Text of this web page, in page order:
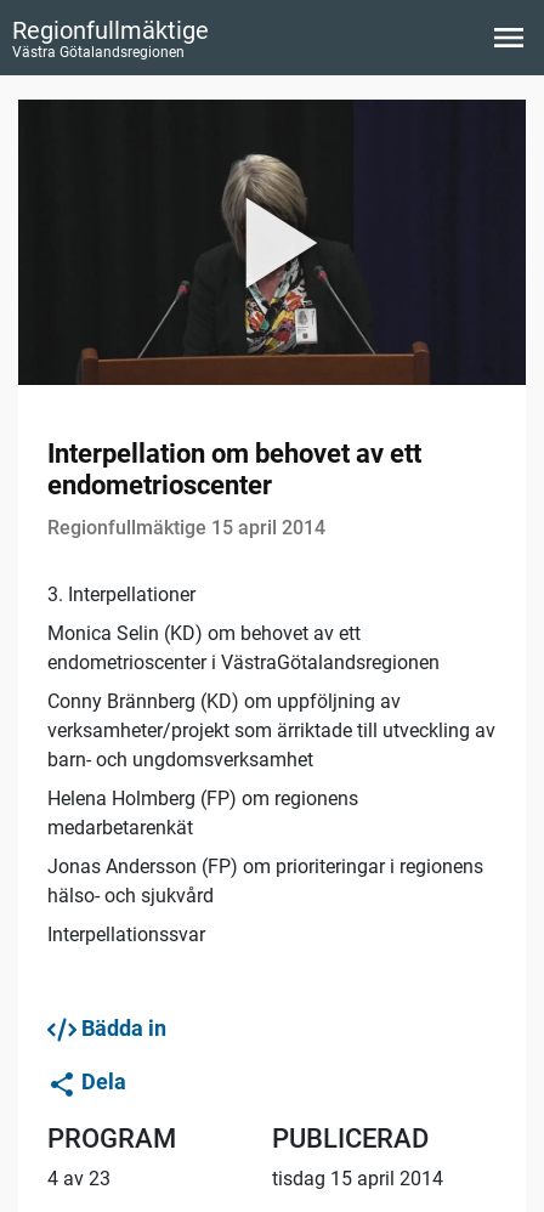
Regionfullmäktige
Västra Götalandsregionen
Interpellation om behovet av ett
endometrioscenter
Regionfullmäktige 15 april 2014
3. Interpellationer
Monica Selin (KD) om behovet av ett
endometrioscenter i VästraGötalandsregionen
Conny Brännberg (KD) om uppföljning av
verksamheter/projekt som ärriktade till utveckling av
barn- och ungdomsverksamhet
Helena Holmberg (FP) om regionens
medarbetarenkät
Jonas Andersson (FP) om prioriteringar i regionens
hälso- och sjukvård
Interpellationssvar
Bädda in
Dela
PROGRAM
4 av 23
PUBLICERAD
tisdag 15 april 2014